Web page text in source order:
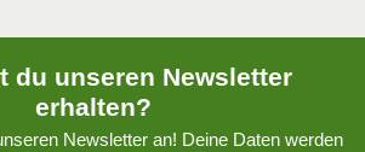
du unseren Newsletter
erhalten?
Newsletter an! Deine Daten werden